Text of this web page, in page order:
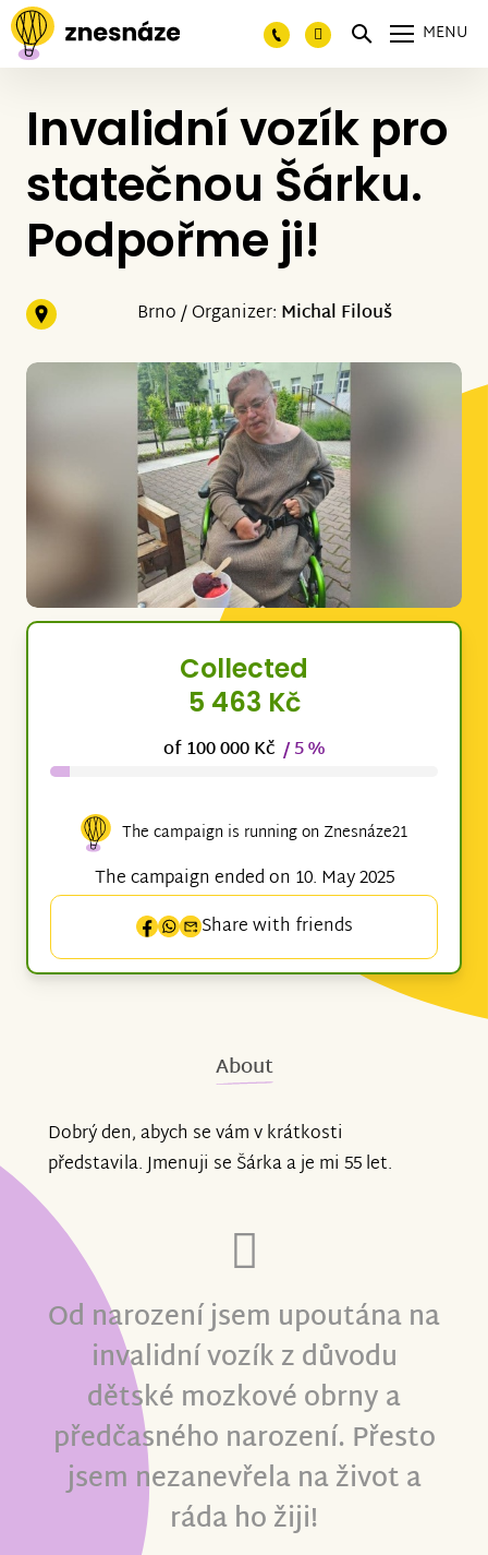
MENU
Invalidní vozík pro
statečnou Šárku.
Podpořme ji!
Brno / Organizer: Michal Filouš
Collected
5 463 Kč
of 100 000 Kč / 5 %
The campaign is running on Znesnáze21
The campaign ended on 10. May 2025
Share with friends
About
Dobrý den, abych se vám v krátkosti
představila. Jmenuji se Šárka a je mi 55 let.
Od narození jsem upoutána na
invalidní vozík z důvodu
dětské mozkové obrny a
předčasného narození. Přesto
jsem nezanevřela na život a
ráda ho žiji!